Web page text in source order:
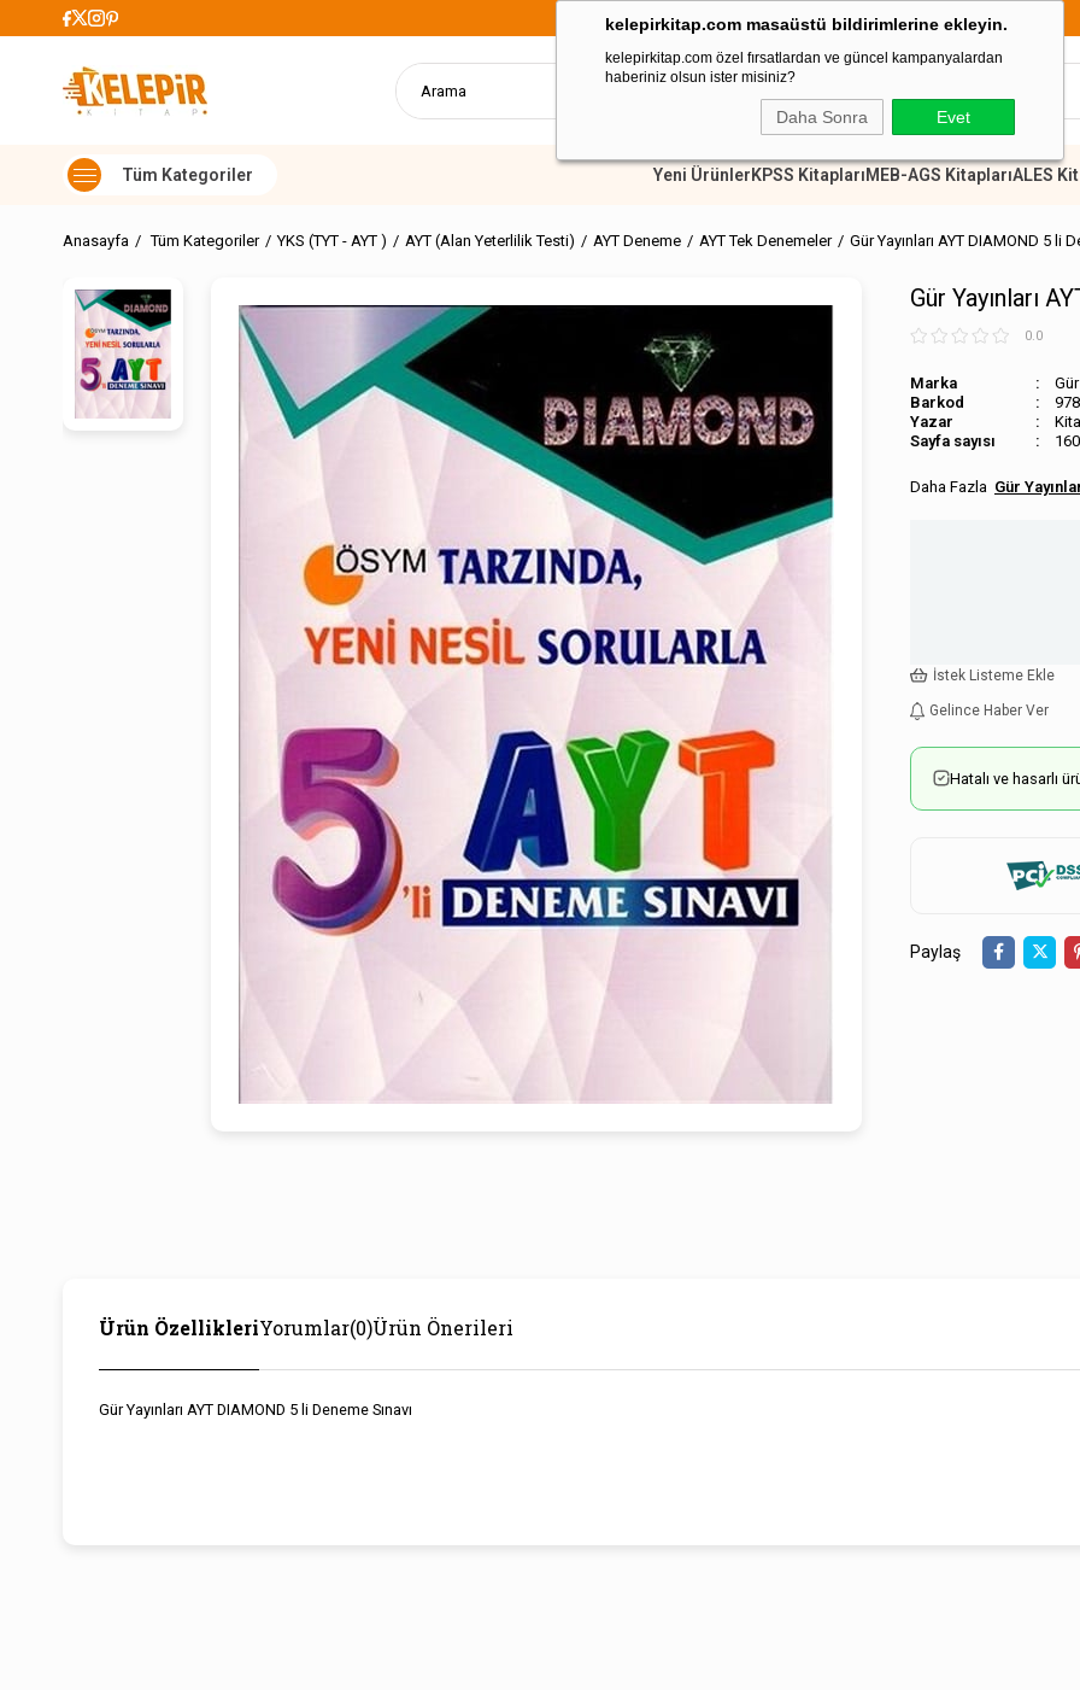
kelepirkitap.com masaüstü bildirimlerine ekleyin.
kelepirkitap.com özel fırsatlardan ve güncel kampanyalardan
haberiniz olsun ister misiniz?
Daha Sonra Evet
Kargo Ücretsiz 899 TL Üzeri Alışverişlerde Kargo Ücretsiz
Yeni ÜrünlerKPSS KitaplarıMEB-AGS KitaplarıALES
Anasayfa Tüm Kategoriler YKS (TYT - AYT ) AYT (Alan Yeterlilik Testi) AYT Deneme AYT Tek Denemeler Gür Yayınları AYT DIAMOND 5 li
Gür Yayınları
0.0
Marka
Gür
Barkod
Sayfa sayısı
160
Gür
İstek Listeme Ekle
Gelince Haber Ver
Hatalı ve hasarlı
Paylaş
Ürün ÖzellikleriYorumlar(0)Ürün Önerileri
Gür Yayınları AYT DIAMOND 5 li Deneme Sınavı